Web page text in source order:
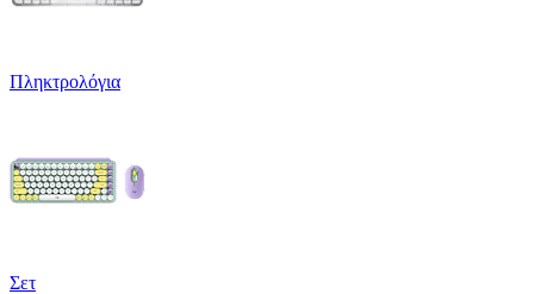
Πληκτρολόγια
Σετ